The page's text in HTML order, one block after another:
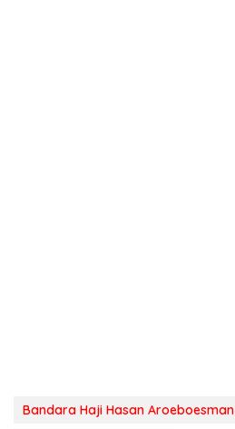
Bandara Haji Hasan Aroeboesman